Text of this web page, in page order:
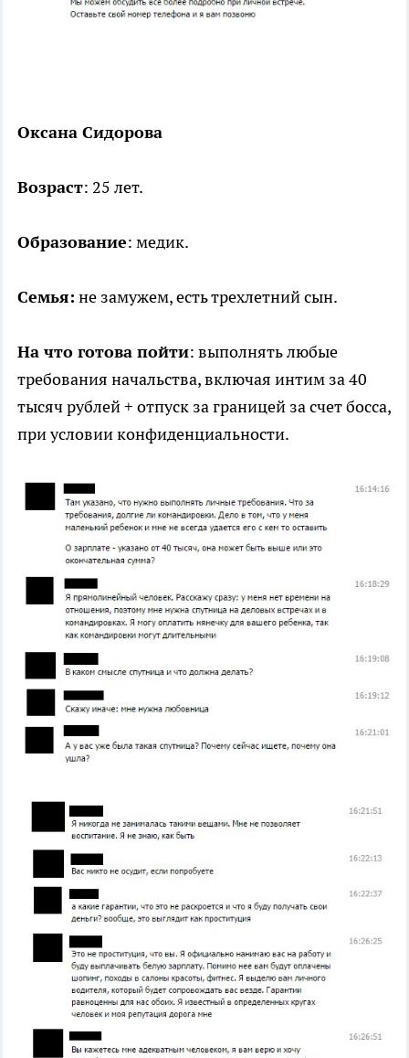
Оксана Сидорова
Возраст: 25 лет.
Образование: медик.
Семья: не замужем, есть трехлетний сын.
На что готова пойти: выполнять любые
требования начальства, включая интим за 40
тысяч рублей + отпуск за границей за счет босса,
при условии конфиденциальности.